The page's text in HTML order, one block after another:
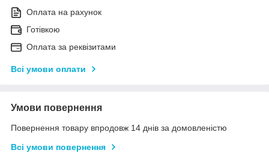
Оплата на рахунок
Готівкою
Оплата за реквізитами
Всі умови оплати
Умови повернення
Повернення товару впродовж 14 днів за домовленістю
Всі умови повернення